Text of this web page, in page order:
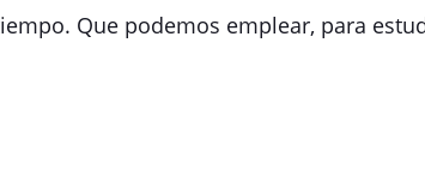
Que podemos emplear, para